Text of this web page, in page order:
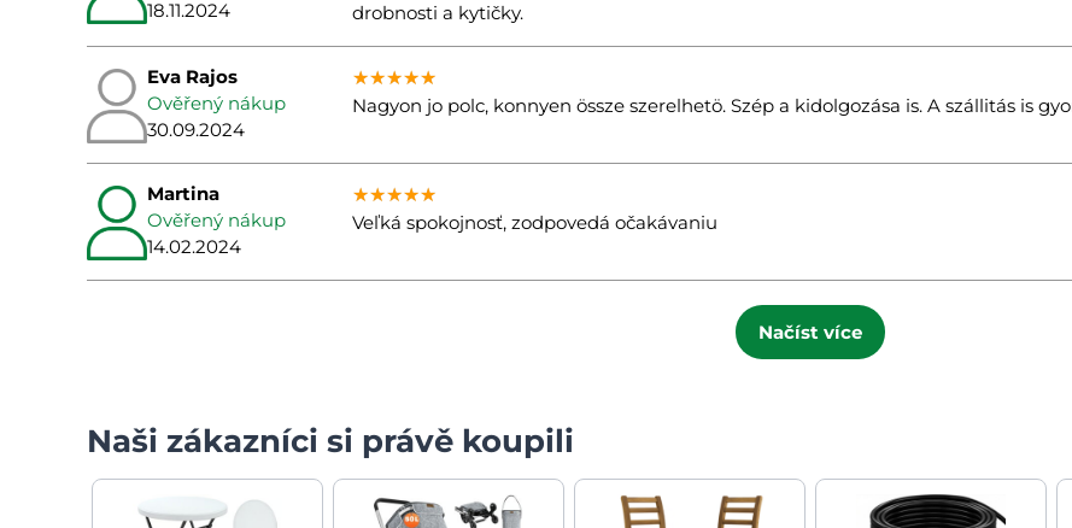
18.11.2024
drobnosti a kytičky.
Eva Rajos
Ověřený nákup
30.09.2024
★★★★★
★★★★★
★★★★★
Nagyon jo polc, konnyen össze szerelhetö. Szép a kidolgozása is. A szállitás is
Martina
Ověřený nákup
14.02.2024
★★★★★
★★★★★
★★★★★
Veľká spokojnosť, zodpovedá očakávaniu
Načíst více
Naši zákazníci si právě koupili